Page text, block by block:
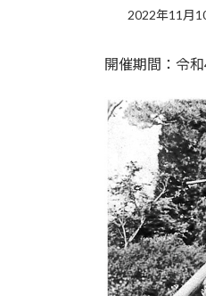
2022年11月
開催期間：令